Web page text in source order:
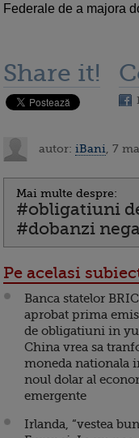
Federale de a majora
Share it!
autor: iBani , 7
Mai multe despre:
#obligatiuni
#dobanzi
Pe acelasi
Banca statelor
aprobat prima
de obligatiuni in
China vrea sa
moneda nationala
noul dolar al
emergente
Irlanda, “vestea